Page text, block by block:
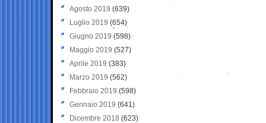
Agosto 2019 (639)
Luglio 2019 (654)
Giugno 2019 (598)
Maggio 2019 (527)
Aprile 2019 (383)
Marzo 2019 (562)
Febbraio 2019 (598)
Gennaio 2019 (641)
Dicembre 2018 (623)